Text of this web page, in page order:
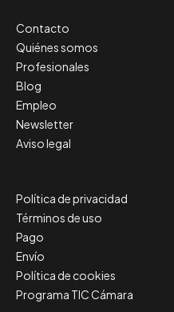
Contacto
Quiénes somos
Profesionales
Blog
Empleo
Newsletter
Aviso legal
Política de privacidad
Términos de uso
Pago
Envío
Política de cookies
Programa TIC Cámara